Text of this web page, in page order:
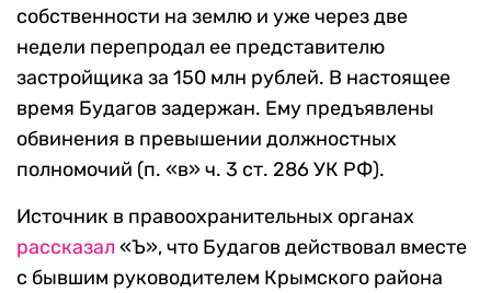
собственности на землю и уже через две
недели перепродал ее представителю
застройщика за 150 млн рублей. В настоящее
время Будагов задержан. Ему предъявлены
обвинения в превышении должностных
полномочий (п. «в» ч. 3 ст. 286 УК РФ).
Источник в правоохранительных органах
рассказал «Ъ», что Будагов действовал вместе
с бывшим руководителем Крымского района